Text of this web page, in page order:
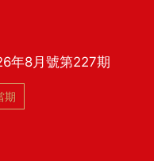
年8月號第227期
期